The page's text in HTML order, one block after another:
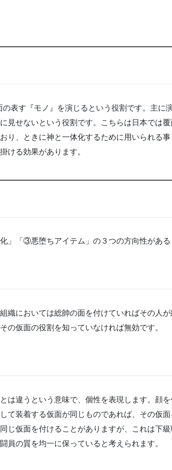
表す『モノ』を演じるという役割です。主に
見せないという役割です。こちらは日本では
り、ときに神と一体化するために用いられる
ける効果があります。
「③悪堕ちアイテム」の３つの方向性がある
においては総帥の面を付けていればその人
の仮面の役割を知っていなければ無効です。
違うという意味で、個性を表現します。顔
装着する仮面が同じものであれば、その仮
じ仮面を付けることがありますが、これは下
員の質を均一に保っていると考えられます。